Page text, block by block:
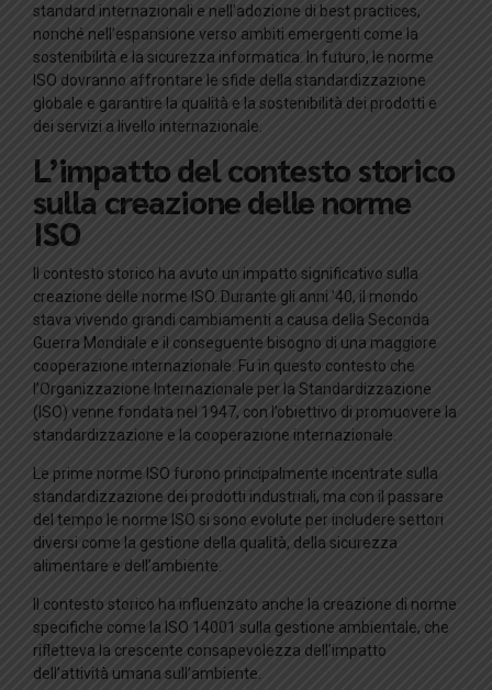
standard internazionali e nell’adozione di best practices,
nonché nell’espansione verso ambiti emergenti come la
sostenibilità e la sicurezza informatica. In futuro, le norme
ISO dovranno affrontare le sfide della standardizzazione
globale e garantire la qualità e la sostenibilità dei prodotti e
dei servizi a livello internazionale.
L’impatto del contesto storico
sulla creazione delle norme
ISO
Il contesto storico ha avuto un impatto significativo sulla
creazione delle norme ISO. Durante gli anni ’40, il mondo
stava vivendo grandi cambiamenti a causa della Seconda
Guerra Mondiale e il conseguente bisogno di una maggiore
cooperazione internazionale. Fu in questo contesto che
l’Organizzazione Internazionale per la Standardizzazione
(ISO) venne fondata nel 1947, con l’obiettivo di promuovere la
standardizzazione e la cooperazione internazionale.
Le prime norme ISO furono principalmente incentrate sulla
standardizzazione dei prodotti industriali, ma con il passare
del tempo le norme ISO si sono evolute per includere settori
diversi come la gestione della qualità, della sicurezza
alimentare e dell’ambiente.
Il contesto storico ha influenzato anche la creazione di norme
specifiche come la ISO 14001 sulla gestione ambientale, che
rifletteva la crescente consapevolezza dell’impatto
dell’attività umana sull’ambiente.